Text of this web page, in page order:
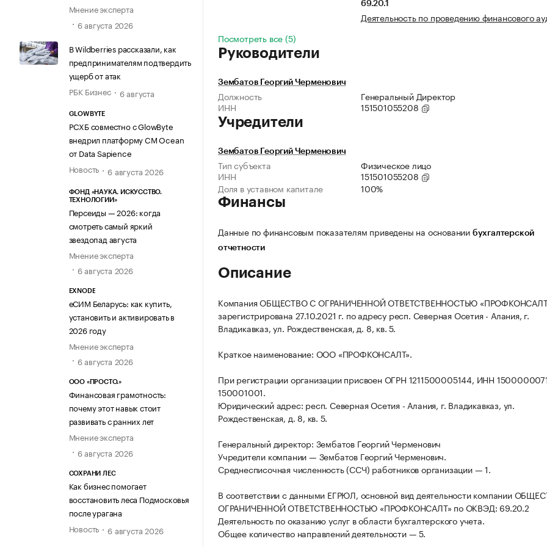
Мнение эксперта
6 августа 2026
В Wildberries рассказали, как
предпринимателям подтвердить
ущерб от атак
РБК Бизнес
6 августа
GLOWBYTE
РСХБ совместно с GlowByte
внедрил платформу CM Ocean
от Data Sapience
Новость
6 августа 2026
ФОНД «НАУКА. ИСКУССТВО.
ТЕХНОЛОГИИ»
Персеиды — 2026: когда
смотреть самый яркий
звездопад августа
Мнение эксперта
6 августа 2026
EXNODE
еСИМ Беларусь: как купить,
установить и активировать в
2026 году
Мнение эксперта
6 августа 2026
ООО «ПРОСТО.»
Финансовая грамотность:
почему этот навык стоит
развивать с ранних лет
Мнение эксперта
6 августа 2026
СОХРАНИ ЛЕС
Как бизнес помогает
восстановить леса Подмосковья
после урагана
Новость
6 августа 2026
69.20.1
Деятельность по проведению финансового
Посмотреть все (5)
Руководители
Зембатов Георгий Черменович
Должность
Генеральный Директор
ИНН
151501055208
Учредители
Зембатов Георгий Черменович
Тип субъекта
Физическое лицо
ИНН
151501055208
Доля в уставном капитале
100%
Финансы
Данные по финансовым показателям приведены на основании бухгалтерской
отчетности
Описание
Компания ОБЩЕСТВО С ОГРАНИЧЕННОЙ ОТВЕТСТВЕННОСТЬЮ
зарегистрирована 27.10.2021 г. по адресу респ. Северная Осетия - Алания, г.
Владикавказ, ул. Рождественская, д. 8, кв. 5.
Краткое наименование: ООО «ПРОФКОНСАЛТ».
При регистрации организации присвоен ОГРН 1211500005144, ИНН
150001001.
Юридический адрес: респ. Северная Осетия - Алания, г. Владикавказ, ул.
Рождественская, д. 8, кв. 5.
Генеральный директор: Зембатов Георгий Черменович
Учредители компании — Зембатов Георгий Черменович.
Среднесписочная численность (ССЧ) работников организации — 1.
В соответствии с данными ЕГРЮЛ, основной вид деятельности компании
ОГРАНИЧЕННОЙ ОТВЕТСТВЕННОСТЬЮ «ПРОФКОНСАЛТ» по ОКВЭД: 69.20.2
Деятельность по оказанию услуг в области бухгалтерского учета.
Общее количество направлений деятельности — 5.